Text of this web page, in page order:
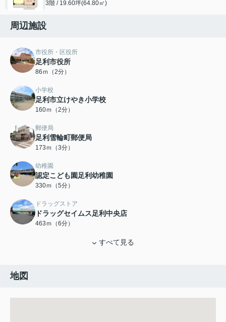
3階 / 19.60坪(64.80㎡)
周辺施設
市役所・区役所
足利市役所
86ｍ（2分）
小学校
足利市立けやき小学校
160ｍ（2分）
郵便局
足利雪輪町郵便局
173ｍ（3分）
幼稚園
認定こども園足利幼稚園
330ｍ（5分）
ドラッグストア
ドラッグセイムス足利中央店
463ｍ（6分）
すべて見る
地図